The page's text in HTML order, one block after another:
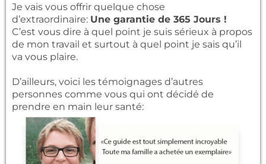
Je vais vous offrir quelque chose
d’extraordinaire: Une garantie de 365 Jours !
C’est vous dire à quel point je suis sérieux à propos
de mon travail et surtout à quel point je sais qu’il
va vous plaire.
D’ailleurs, voici les témoignages d’autres
personnes comme vous qui ont décidé de
prendre en main leur santé: